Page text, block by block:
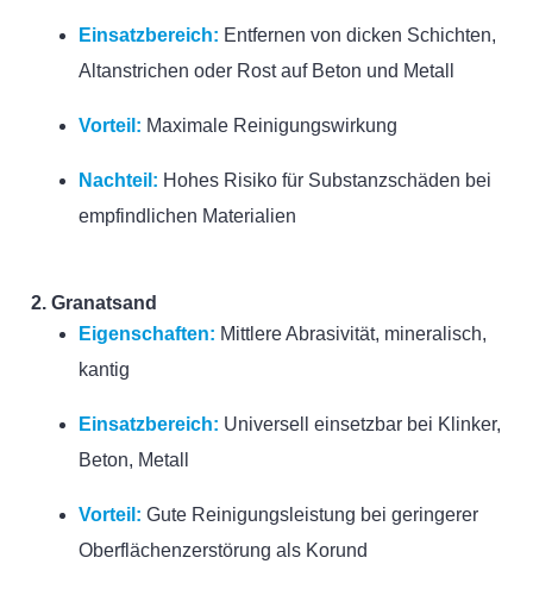
Einsatzbereich: Entfernen von dicken Schichten,
Altanstrichen oder Rost auf Beton und Metall
Vorteil: Maximale Reinigungswirkung
Nachteil: Hohes Risiko für Substanzschäden bei
empfindlichen Materialien
2. Granatsand
Eigenschaften: Mittlere Abrasivität, mineralisch,
kantig
Einsatzbereich: Universell einsetzbar bei Klinker,
Beton, Metall
Vorteil: Gute Reinigungsleistung bei geringerer
Oberflächenzerstörung als Korund